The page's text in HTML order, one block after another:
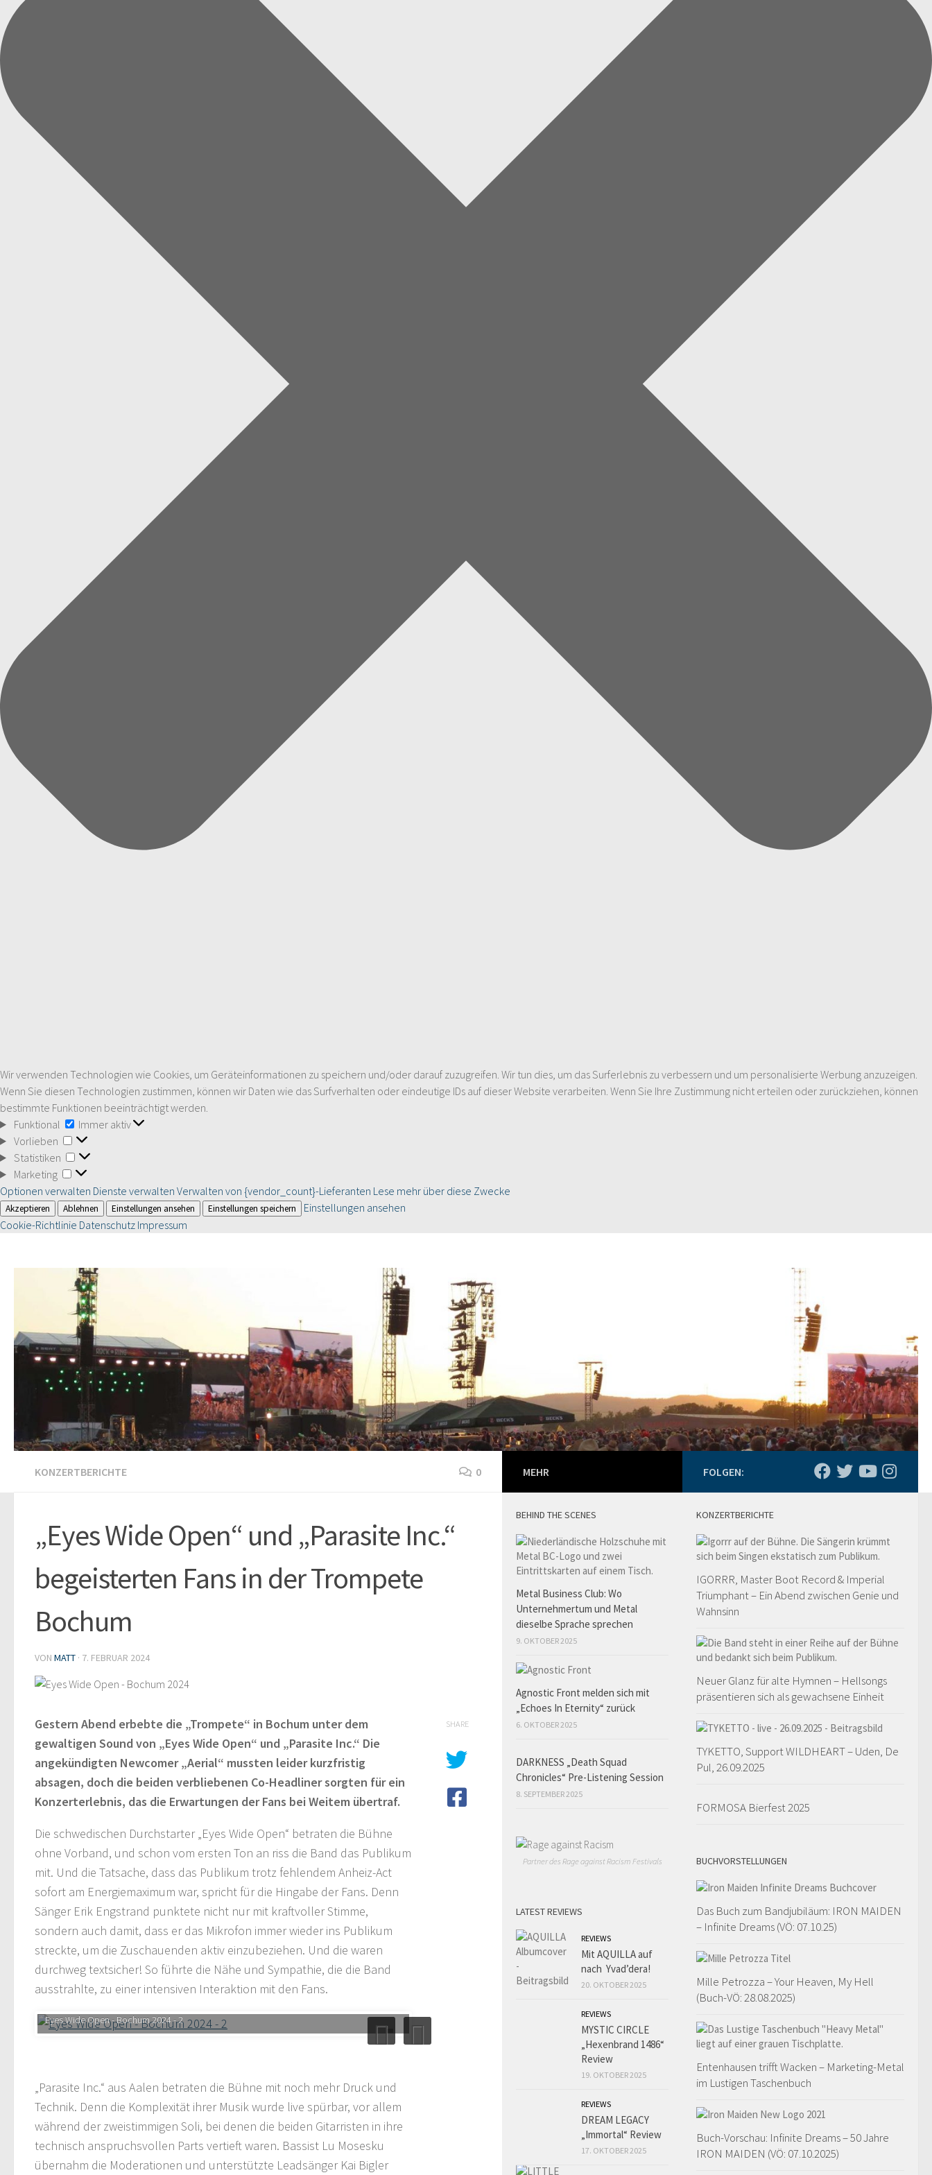
Wir verwenden Technologien wie Cookies, um Geräteinformationen zu speichern und/oder darauf zuzugreifen. Wir tun dies, um das Surferlebnis zu verbessern und um personalisierte Werbung anzuzeigen.
Wenn Sie diesen Technologien zustimmen, können wir Daten wie das Surfverhalten oder eindeutige IDs auf dieser Website verarbeiten. Wenn Sie Ihre Zustimmung nicht erteilen oder zurückziehen, können
bestimmte Funktionen beeinträchtigt werden.
Funktional
Funktional
Immer aktiv
Vorlieben
Vorlieben
Statistiken
Statistiken
Marketing
Marketing
Optionen verwalten Dienste verwalten Verwalten von {vendor_count}-Lieferanten Lese mehr über diese Zwecke
Akzeptieren Ablehnen Einstellungen ansehen Einstellungen speichern
Einstellungen ansehen
Cookie-Richtlinie Datenschutz Impressum
KONZERTBERICHTE 0
„Eyes Wide Open“ und „Parasite Inc.“
begeisterten Fans in der Trompete
Bochum
VON MATT · 7. FEBRUAR 2024
Gestern Abend erbebte die „Trompete“ in Bochum unter dem
gewaltigen Sound von „Eyes Wide Open“ und „Parasite Inc.“ Die
angekündigten Newcomer „Aerial“ mussten leider kurzfristig
absagen, doch die beiden verbliebenen Co-Headliner sorgten für ein
Konzerterlebnis, das die Erwartungen der Fans bei Weitem übertraf.
Die schwedischen Durchstarter „Eyes Wide Open“ betraten die Bühne
ohne Vorband, und schon vom ersten Ton an riss die Band das Publikum
mit. Und die Tatsache, dass das Publikum trotz fehlendem Anheiz-Act
sofort am Energiemaximum war, spricht für die Hingabe der Fans. Denn
Sänger Erik Engstrand punktete nicht nur mit kraftvoller Stimme,
sondern auch damit, dass er das Mikrofon immer wieder ins Publikum
streckte, um die Zuschauenden aktiv einzubeziehen. Und die waren
durchweg textsicher! So führte die Nähe und Sympathie, die die Band
ausstrahlte, zu einer intensiven Interaktion mit den Fans.
„Parasite Inc.“ aus Aalen betraten die Bühne mit noch mehr Druck und
Technik. Denn die Komplexität ihrer Musik wurde live spürbar, vor allem
während der zweistimmigen Soli, bei denen die beiden Gitarristen in ihre
technisch anspruchsvollen Parts vertieft waren. Bassist Lu Mosesku
übernahm die Moderationen und unterstützte Leadsänger Kai Bigler
SHARE
FOLGEN:
KONZERTBERICHTE
IGORRR, Master Boot Record & Imperial
Triumphant – Ein Abend zwischen Genie und
Wahnsinn
Neuer Glanz für alte Hymnen – Hellsongs
präsentieren sich als gewachsene Einheit
TYKETTO, Support WILDHEART – Uden, De
Pul, 26.09.2025
FORMOSA Bierfest 2025
BUCHVORSTELLUNGEN
Das Buch zum Bandjubiläum: IRON MAIDEN
– Infinite Dreams (VÖ: 07.10.25)
Mille Petrozza – Your Heaven, My Hell
(Buch-VÖ: 28.08.2025)
Entenhausen trifft Wacken – Marketing-Metal
im Lustigen Taschenbuch
Buch-Vorschau: Infinite Dreams – 50 Jahre
IRON MAIDEN (VÖ: 07.10.2025)
MEHR
BEHIND THE SCENES
Metal Business Club: Wo
Unternehmertum und Metal
dieselbe Sprache sprechen
9. OKTOBER 2025
Agnostic Front melden sich mit
„Echoes In Eternity“ zurück
6. OKTOBER 2025
DARKNESS „Death Squad
Chronicles“ Pre-Listening Session
8. SEPTEMBER 2025
Partner des Rage against Racism Festivals
LATEST REVIEWS
REVIEWS
Mit AQUILLA auf
nach Yvad’dera!
20. OKTOBER 2025
REVIEWS
MYSTIC CIRCLE
„Hexenbrand 1486“
Review
19. OKTOBER 2025
REVIEWS
DREAM LEGACY
„Immortal“ Review
17. OKTOBER 2025